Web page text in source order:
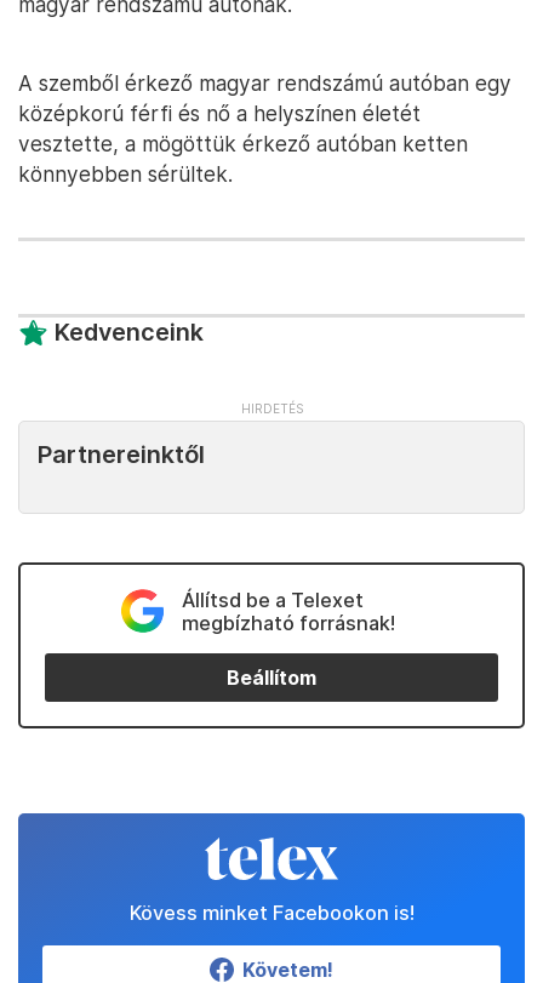
A szemből érkező magyar rendszámú autóban egy
középkorú férfi és nő a helyszínen életét
vesztette, a mögöttük érkező autóban ketten
könnyebben sérültek.
Kedvenceink
Partnereinktől
Állítsd be a Telexet
megbízható forrásnak!
Beállítom
Kövess minket Facebookon is!
Követem!